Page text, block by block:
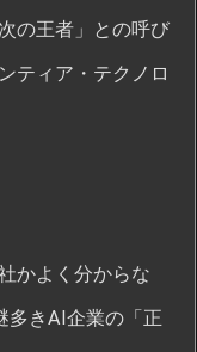
の王者」との呼び
ティア・テクノロ
かよく分からな
多きAI企業の「正